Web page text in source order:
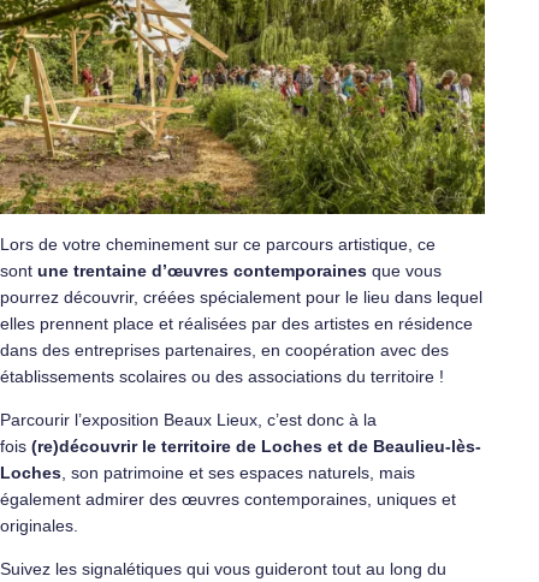
Lors de votre cheminement sur ce parcours artistique, ce
sont une trentaine d’œuvres contemporaines que vous
pourrez découvrir, créées spécialement pour le lieu dans lequel
elles prennent place et réalisées par des artistes en résidence
dans des entreprises partenaires, en coopération avec des
établissements scolaires ou des associations du territoire !
Parcourir l’exposition Beaux Lieux, c’est donc à la
fois (re)découvrir le territoire de Loches et de Beaulieu-lès-
Loches , son patrimoine et ses espaces naturels, mais
également admirer des œuvres contemporaines, uniques et
originales.
Suivez les signalétiques qui vous guideront tout au long du